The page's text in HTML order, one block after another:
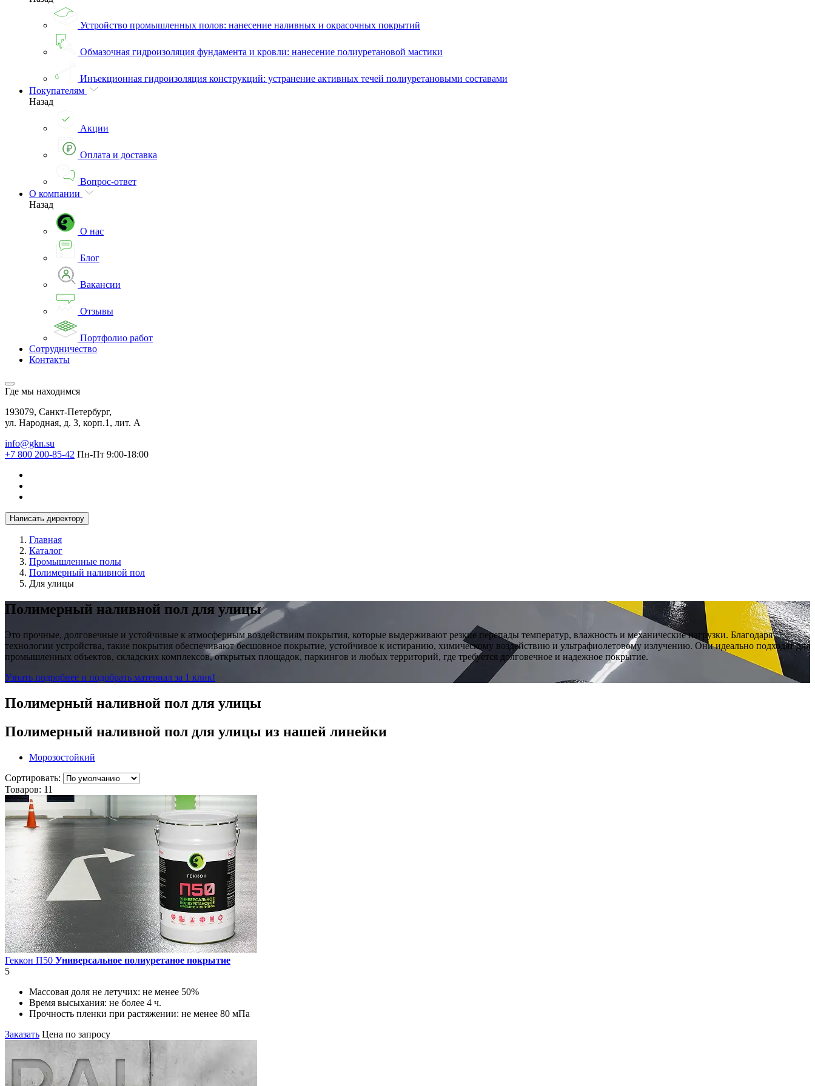
Устройство промышленных полов: нанесение наливных и окрасочных покрытий
Обмазочная гидроизоляция фундамента и кровли: нанесение полиуретановой мастики
Инъекционная гидроизоляция конструкций: устранение активных течей полиуретановыми составами
Покупателям
Назад
Акции
Оплата и доставка
Вопрос-ответ
О компании
Назад
О нас
Блог
Вакансии
Отзывы
Портфолио работ
Сотрудничество
Контакты
Где мы находимся
193079, Санкт-Петербург,
ул. Народная, д. 3, корп.1, лит. А
info@gkn.su
+7 800 200-85-42 Пн-Пт 9:00-18:00
Написать директору
Главная
Каталог
Промышленные полы
Полимерный наливной пол
Для улицы
Полимерный наливной пол для улицы
Это прочные, долговечные и устойчивые к атмосферным воздействиям покрытия, которые выдерживают резкие перепады температур, влажность и механические нагрузки. Благодаря
технологии устройства, такие покрытия обеспечивают бесшовное покрытие, устойчивое к истиранию, химическому воздействию и ультрафиолетовому излучению. Они идеально подходят для
промышленных объектов, складских комплексов, открытых площадок, паркингов и любых территорий, где требуется долговечное и надежное покрытие.
Узнать подробнее и подобрать материал за 1 клик!
Полимерный наливной пол для улицы
Полимерный наливной пол для улицы из нашей линейки
Морозостойкий
Сортировать:
Товаров: 11
Геккон П50 Универсальное полиуретаное покрытие
5
Массовая доля не летучих: не менее 50%
Время высыхания: не более 4 ч.
Прочность пленки при растяжении: не менее 80 мПа
Заказать Цена по запросу